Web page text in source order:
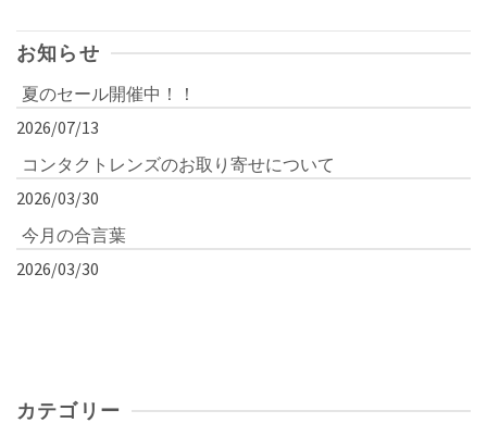
お知らせ
夏のセール開催中！！
2026/07/13
コンタクトレンズのお取り寄せについて
2026/03/30
今月の合言葉
2026/03/30
カテゴリー